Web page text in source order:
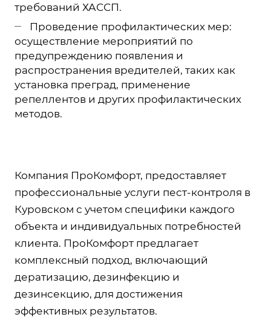
требований ХАССП.
Проведение профилактических мер:
осуществление мероприятий по
предупреждению появления и
распространения вредителей, таких как
установка преград, применение
репеллентов и других профилактических
методов.
Компания ПроКомфорт, предоставляет
профессиональные услуги пест-контроля в
Куровском с учетом специфики каждого
объекта и индивидуальных потребностей
клиента. ПроКомфорт предлагает
комплексный подход, включающий
дератизацию, дезинфекцию и
дезинсекцию, для достижения
эффективных результатов.